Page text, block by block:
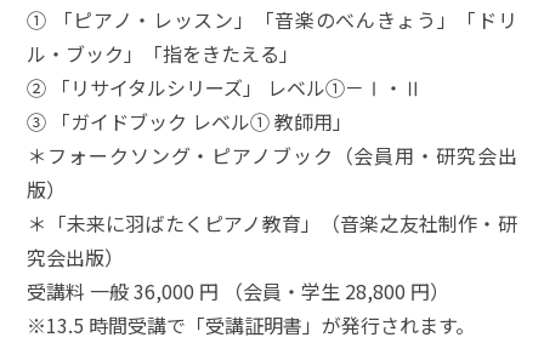
① 「ピアノ・レッスン」「音楽のべんきょう」「ドリ
ル・ブック」「指をきたえる」
② 「リサイタルシリーズ」 レベル①－Ⅰ・Ⅱ
③ 「ガイドブック レベル① 教師用」
＊フォークソング・ピアノブック（会員用・研究会出
版）
＊「未来に羽ばたくピアノ教育」（音楽之友社制作・研
究会出版）
受講料 一般 36,000 円 （会員・学生 28,800 円）
※13.5 時間受講で「受講証明書」が発行されます。